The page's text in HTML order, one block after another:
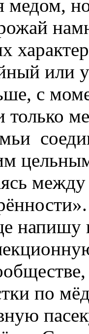
медом,
или
с
только
по